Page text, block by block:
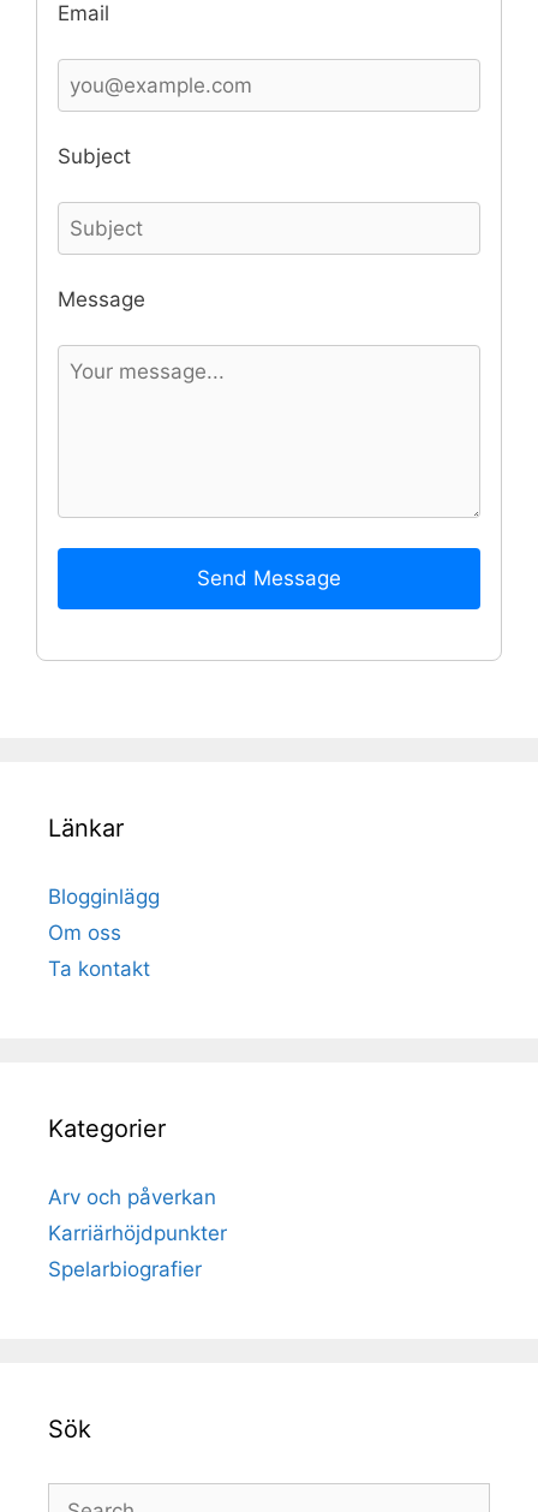
Email
Subject
Message
Send Message
Länkar
Blogginlägg
Om oss
Ta kontakt
Kategorier
Arv och påverkan
Karriärhöjdpunkter
Spelarbiografier
Sök